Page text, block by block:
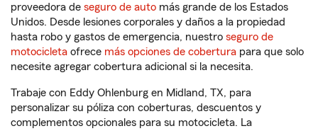
proveedora de seguro de auto más grande de los Estados
Unidos. Desde lesiones corporales y daños a la propiedad
hasta robo y gastos de emergencia, nuestro seguro de
motocicleta ofrece más opciones de cobertura para que solo
necesite agregar cobertura adicional si la necesita.
Trabaje con Eddy Ohlenburg en Midland, TX, para
personalizar su póliza con coberturas, descuentos y
complementos opcionales para su motocicleta. La